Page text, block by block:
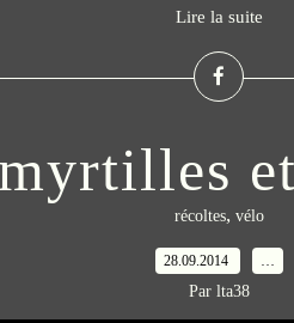
Lire la suite
récoltes, vélo
28.09.2014 …
Par lta38